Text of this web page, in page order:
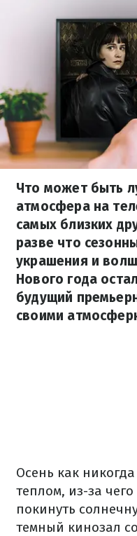
Что может быть
атмосфера на
самых близких
разве что
украшения и
Нового года
будущий
своими
Осень как
теплом, из-за
покинуть
темный кинозал